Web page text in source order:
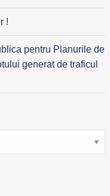
!
pentru Planurile de
generat de traficul